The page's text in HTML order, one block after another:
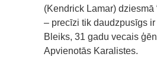
(Kendrick Lamar) dziesmā
– precīzi tik daudzpusīgs
Bleiks, 31 gadu vecais
Apvienotās Karalistes.